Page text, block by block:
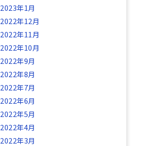
2023年1月
2022年12月
2022年11月
2022年10月
2022年9月
2022年8月
2022年7月
2022年6月
2022年5月
2022年4月
2022年3月